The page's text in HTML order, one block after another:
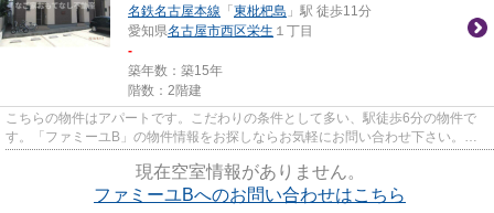
名鉄名古屋本線 「 東枇杷島 」駅 徒歩11分
愛知県名古屋市西区栄生 １丁目
-
築年数：築15年
階数：2階建
こちらの物件はアパートです。こだわりの条件として多い、駅徒歩6分の物件で
す。「ファミーユB」の物件情報をお探しならお気軽にお問い合わせ下さい。名
現在空室情報がありません。
ファミーユBへのお問い合わせはこちら